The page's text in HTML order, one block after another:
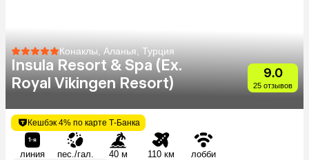
Конаклы, Аланья, Турция
Insula Resort & Spa (Ex.
Royal Vikingen Resort)
9.0
25 отзывов
Кешбэк 4% по карте Т-Банка
линия пес./гал. 40 м 110 км лобби